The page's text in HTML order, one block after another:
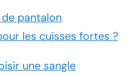
pantalon
les cuisses fortes ?
une sangle